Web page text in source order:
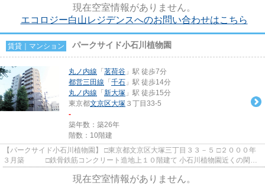
現在空室情報がありません。
エコロジー白山レジデンスへのお問い合わせはこちら
賃貸｜マンション パークサイド小石川植物園
丸ノ内線 「 茗荷谷 」駅 徒歩7分
都営三田線 「 千石 」駅 徒歩14分
丸ノ内線 「 新大塚 」駅 徒歩15分
東京都文京区大塚 ３丁目33-5
-
築年数：築26年
階数：10階建
【パークサイド小石川植物園】 □東京都文京区大塚三丁目３３－５ □２０００年
３月築 □鉄骨鉄筋コンクリート造地上１０階建て 小石川植物園近くの閑静
現在空室情報がありません。